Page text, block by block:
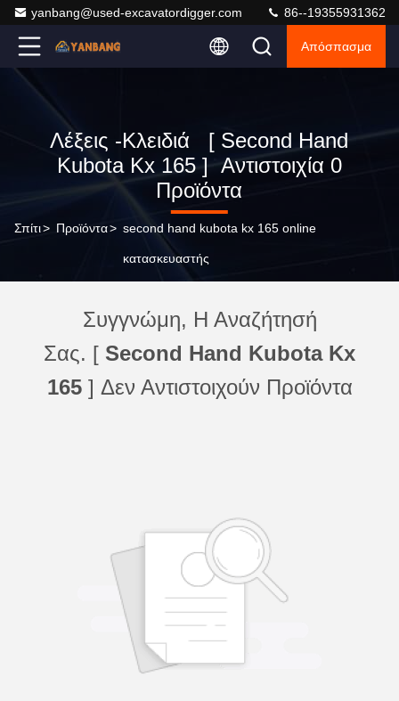
yanbang@used-excavatordigger.com 86--19355931362
Απόσπασμα
Λέξεις -κλειδιά [ Second Hand
Kubota Kx 165 ] Αντιστοιχία 0
Προϊόντα
Σπίτι> Προϊόντα> second hand kubota kx 165 online
κατασκευαστής
Συγγνώμη, Η Αναζήτησή
Σας. [ Second Hand Kubota Kx
165] Δεν Αντιστοιχούν Προϊόντα